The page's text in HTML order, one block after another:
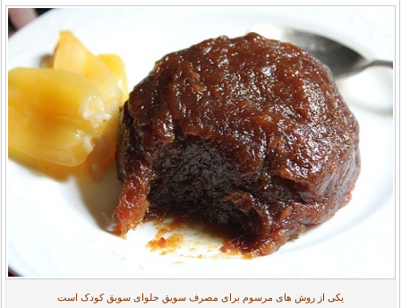
یکی از روش های مرسوم برای مصرف سویق حلوای سویق کودک است